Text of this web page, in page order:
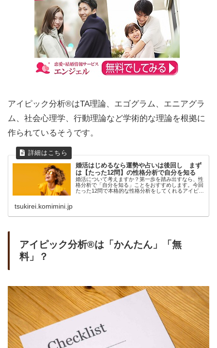
アイピック分析®︎はTA理論、エゴグラム、エニアグラ
ム、社会心理学、行動理論など学術的な理論を根拠に
作られているそうです。
婚活はじめるなら運勢や占いは後回し まず
は【たった12問】の性格分析で自分を知る
婚活について考えますか？第一歩を踏み出すなら、性
格分析で「自分を知る」ことをおすすめします。今回
たった12問で本格的な性格分析をしてくれるアイピッ
tsukirei.komimini.jp
アイピック分析®は「かんたん」「無
料」？